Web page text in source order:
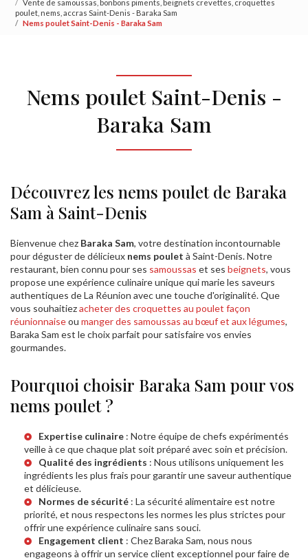
Vente de samoussas, bonbons piments, beignets crevettes, croquettes
poulet, nems, accras Saint-Denis - Baraka Sam
Nems poulet Saint-Denis - Baraka Sam
Nems poulet Saint-Denis -
Baraka Sam
Découvrez les nems poulet de Baraka
Sam à Saint-Denis
Bienvenue chez Baraka Sam, votre destination incontournable
pour déguster de délicieux nems poulet à Saint-Denis. Notre
restaurant, bien connu pour ses samoussas et ses beignets, vous
propose une expérience culinaire unique qui marie les saveurs
authentiques de La Réunion avec une touche d'originalité. Que
vous souhaitiezacheter des croquettes au poulet façon
réunionnaiseou manger des samoussas au bœuf et aux légumes,
Baraka Sam est le choix parfait pour satisfaire vos envies
gourmandes.
Pourquoi choisir Baraka Sam pour vos
nems poulet ?
Expertise culinaire : Notre équipe de chefs expérimentés
veille à ce que chaque plat soit préparé avec soin et précision.
Qualité des ingrédients : Nous utilisons uniquement les
ingrédients les plus frais pour garantir une saveur authentique
et délicieuse.
Normes de sécurité : La sécurité alimentaire est notre
priorité, et nous respectons les normes les plus strictes pour
offrir une expérience culinaire sans souci.
Engagement client : Chez Baraka Sam, nous nous
engageons à offrir un service client exceptionnel pour faire de